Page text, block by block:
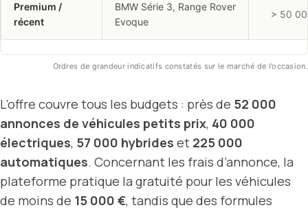
Premium /
récent
BMW Série 3, Range Rover
Evoque
> 50
Ordres de grandeur indicatifs constatés sur le marché de l’occasion.
L’offre couvre tous les budgets : près de 52 000
annonces de véhicules petits prix, 40 000
électriques, 57 000 hybrides et 225 000
automatiques. Concernant les frais d’annonce, la
plateforme pratique la gratuité pour les véhicules
de moins de 15 000 €, tandis que des formules